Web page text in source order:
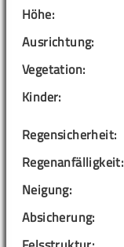
Höhe:
Ausrichtung:
Vegetation:
Kinder:
Regensicherheit:
Regenanfälligkeit:
Neigung:
Absicherung: